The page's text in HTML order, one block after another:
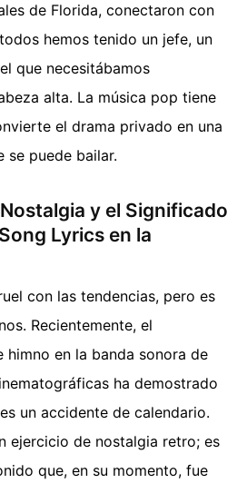
de Florida, conectaron con
hemos tenido un jefe, un
que necesitábamos
alta. La música pop tiene
el drama privado en una
se puede bailar.
y el Significado
Lyrics en la
con las tendencias, pero es
Recientemente, el
himno en la banda sonora de
ha demostrado
un accidente de calendario.
ejercicio de nostalgia retro; es
que, en su momento, fue